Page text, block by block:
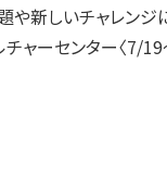
や新しいチャレン
ャーセンター〈7/